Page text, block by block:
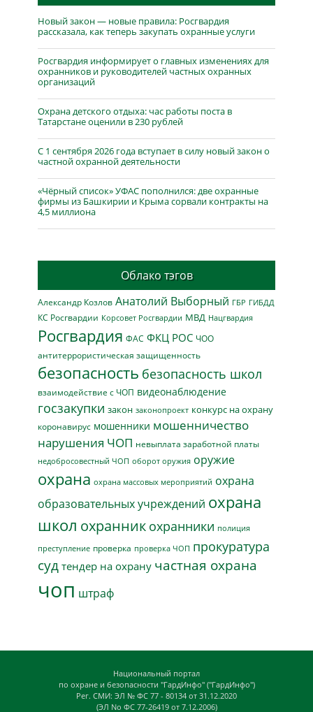
Новый закон — новые правила: Росгвардия
рассказала, как теперь закупать охранные услуги
Росгвардия информирует о главных изменениях для
охранников и руководителей частных охранных
организаций
Охрана детского отдыха: час работы поста в
Татарстане оценили в 230 рублей
С 1 сентября 2026 года вступает в силу новый закон о
частной охранной деятельности
«Чёрный список» УФАС пополнился: две охранные
фирмы из Башкирии и Крыма сорвали контракты на
4,5 миллиона
Облако тэгов
Александр Козлов Анатолий Выборный ГБР ГИБДД
КС Росгвардии Корсовет Росгвардии МВД Нацгвардия
Росгвардия ФАС ФКЦ РОС ЧОО
антитеррористическая защищенность
безопасность безопасность школ
взаимодействие с ЧОП видеонаблюдение
госзакупки закон законопроект конкурс на охрану
коронавирус мошенники мошенничество
нарушения ЧОП невыплата заработной платы
недобросовестный ЧОП оборот оружия оружие
охрана охрана массовых мероприятий охрана
образовательных учреждений охрана
школ охранник охранники полиция
преступление проверка проверка ЧОП прокуратура
суд тендер на охрану частная охрана
чоп штраф
Национальный портал
по охране и безопасности "ГардИнфо" ("ГардИнфо")
Рег. СМИ: ЭЛ № ФС 77 - 80134 от 31.12.2020
(ЭЛ No ФС 77-26419 от 7.12.2006)